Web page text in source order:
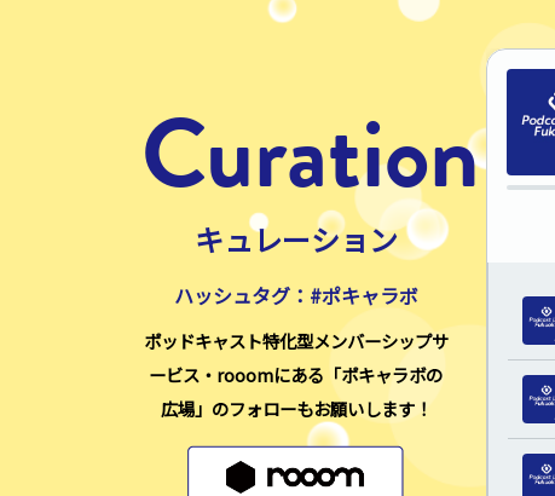
Curation
キュレーション
ハッシュタグ：#ポキャラボ
ポッドキャスト特化型メンバーシップサ
ービス・rooomにある「ポキャラボの
広場」のフォローもお願いします！